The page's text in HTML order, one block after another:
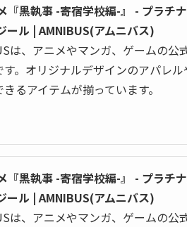
『黒執事 -寄宿学校編-』 - プラチ
ール | AMNIBUS(アムニバス)
は、アニメやマンガ、ゲームの公
す。オリジナルデザインのアパレ
るアイテムが揃っています。
『黒執事 -寄宿学校編-』 - プラチ
ール | AMNIBUS(アムニバス)
は、アニメやマンガ、ゲームの公